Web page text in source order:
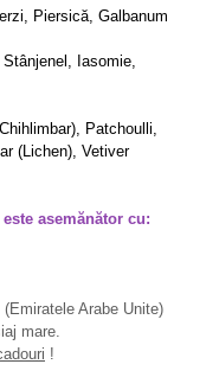
Piersică, Galbanum
Iasomie,
Patchoulli,
(Lichen), Vetiver
asemănător cu:
Arabe Unite)
mare.
!